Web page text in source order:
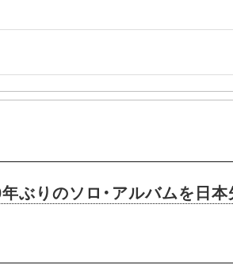
ぶりのソロ・アルバムを日